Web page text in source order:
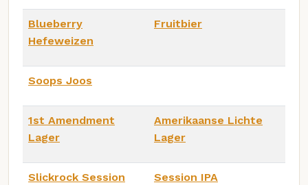
Blueberry
Hefeweizen
Fruitbier
Soops Joos
1st Amendment
Lager
Amerikaanse Lichte
Lager
Slickrock Session
Session IPA